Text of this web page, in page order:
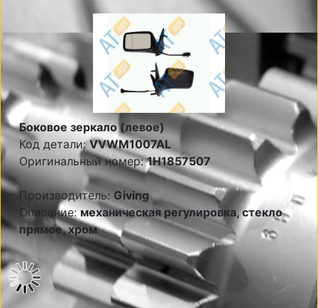
Боковое зеркало (левое)
Код детали:VVWM1007AL
Оригинальный номер:1H1857507
Производитель: Giving
Описание:механическая регулировка, стекло
прямое, хром